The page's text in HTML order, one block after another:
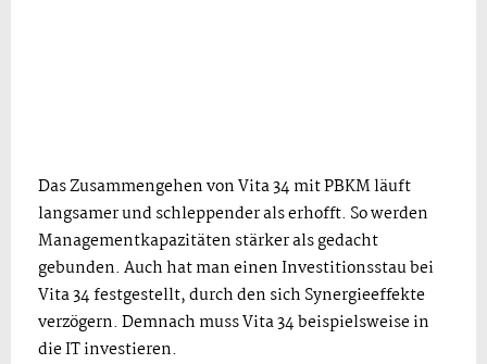
Das Zusammengehen von Vita 34 mit PBKM läuft
langsamer und schleppender als erhofft. So werden
Managementkapazitäten stärker als gedacht
gebunden. Auch hat man einen Investitionsstau bei
Vita 34 festgestellt, durch den sich Synergieeffekte
verzögern. Demnach muss Vita 34 beispielsweise in
die IT investieren.